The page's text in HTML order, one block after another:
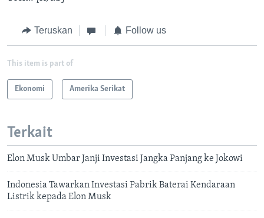
Teruskan Follow us
This item is part of
Ekonomi Amerika Serikat
Terkait
Elon Musk Umbar Janji Investasi Jangka Panjang ke Jokowi
Indonesia Tawarkan Investasi Pabrik Baterai Kendaraan
Listrik kepada Elon Musk